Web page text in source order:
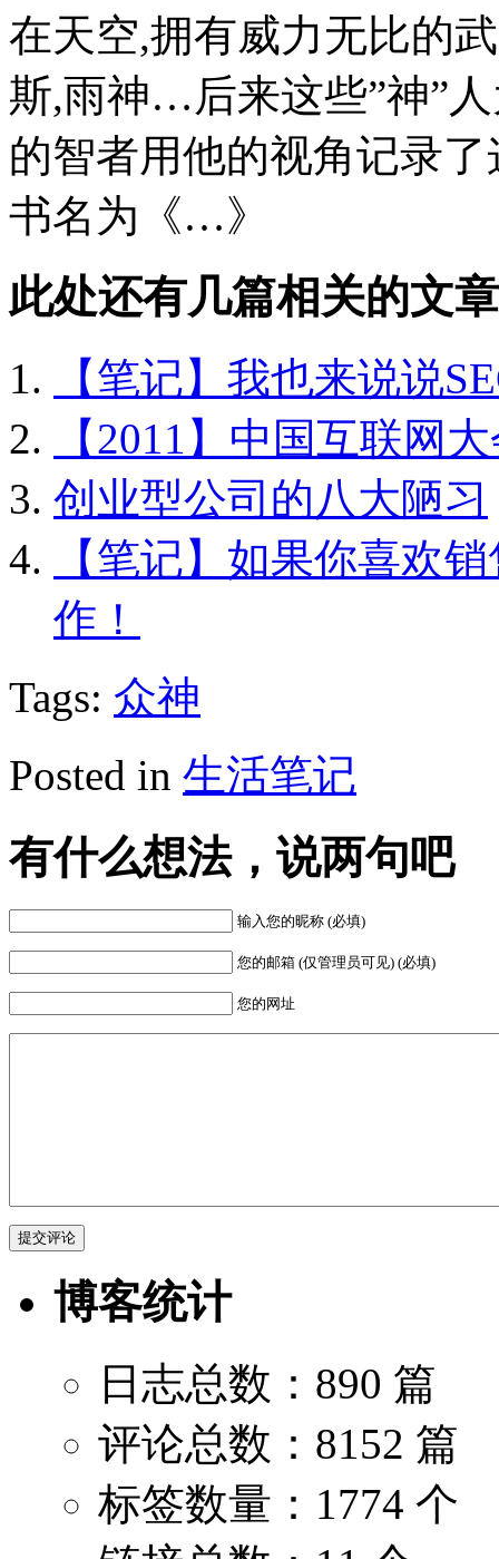
在天空,拥有威力无比的
斯,雨神…后来这些”神”
的智者用他的视角记录
书名为《…》
此处还有几篇相关的文
【笔记】我也来说说
【2011】中国互联网
创业型公司的八大陋习
【笔记】如果你喜欢
作！
Tags: 众神
Posted in 生活笔记
有什么想法，说两句吧
输入您的昵称 (必填)
您的邮箱 (仅管理员可见) (必填)
您的网址
博客统计
日志总数：890 篇
评论总数：8152 篇
标签数量：1774 个